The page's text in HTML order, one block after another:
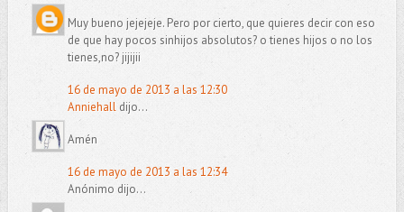
Muy bueno jejejeje. Pero por cierto, que quieres decir con eso
de que hay pocos sinhijos absolutos? o tienes hijos o no los
tienes,no? jijijii
16 de mayo de 2013 a las 12:30
Anniehalldijo...
Amén
16 de mayo de 2013 a las 12:34
Anónimo dijo...